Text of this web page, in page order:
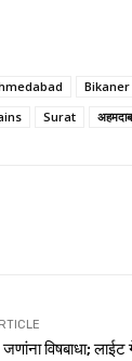
Bikaner
Surat
विषबाधा;